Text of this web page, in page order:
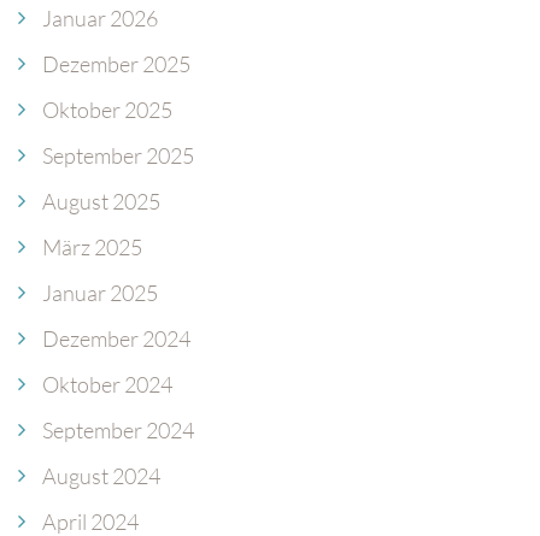
Januar 2026
Dezember 2025
Oktober 2025
September 2025
August 2025
März 2025
Januar 2025
Dezember 2024
Oktober 2024
September 2024
August 2024
April 2024